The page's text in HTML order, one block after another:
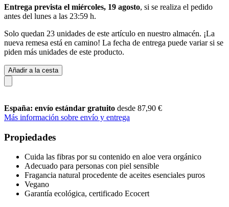
Entrega prevista el miércoles, 19 agosto, si se realiza el pedido
antes del lunes a las 23:59 h.
Solo quedan 23 unidades de este artículo en nuestro almacén. ¡La
nueva remesa está en camino! La fecha de entrega puede variar si se
piden más unidades de este producto.
Añadir a la cesta
España: envío estándar gratuito desde 87,90 €
Más información sobre envío y entrega
Propiedades
Cuida las fibras por su contenido en aloe vera orgánico
Adecuado para personas con piel sensible
Fragancia natural procedente de aceites esenciales puros
Vegano
Garantía ecológica, certificado Ecocert